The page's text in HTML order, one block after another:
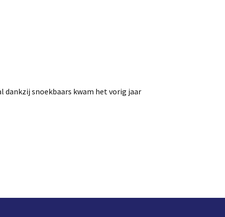
dankzij snoekbaars kwam het vorig jaar